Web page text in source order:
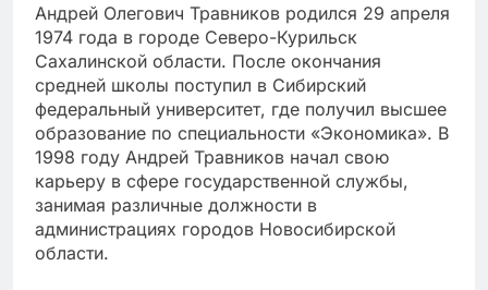
Андрей Олегович Травников родился 29 апреля
1974 года в городе Северо-Курильск
Сахалинской области. После окончания
средней школы поступил в Сибирский
федеральный университет, где получил высшее
образование по специальности «Экономика». В
1998 году Андрей Травников начал свою
карьеру в сфере государственной службы,
занимая различные должности в
администрациях городов Новосибирской
области.